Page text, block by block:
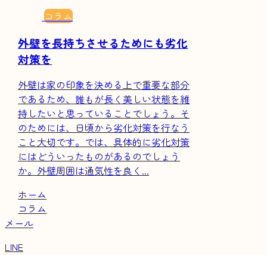
コラム
外壁を長持ちさせるためにも劣化
対策を
外壁は家の印象を決める上で重要な部分
であるため、誰もが長く美しい状態を維
持したいと思っていることでしょう。そ
のためには、日頃から劣化対策を行なう
こと大切です。では、具体的に劣化対策
にはどういったものがあるのでしょう
か。外壁周囲は通気性を良く...
ホーム
コラム
メール
LINE